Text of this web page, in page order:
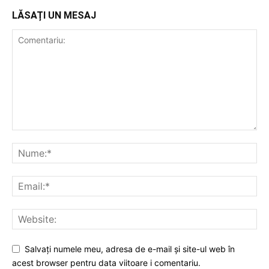
LĂSAȚI UN MESAJ
Salvați numele meu, adresa de e-mail și site-ul web în
acest browser pentru data viitoare i comentariu.